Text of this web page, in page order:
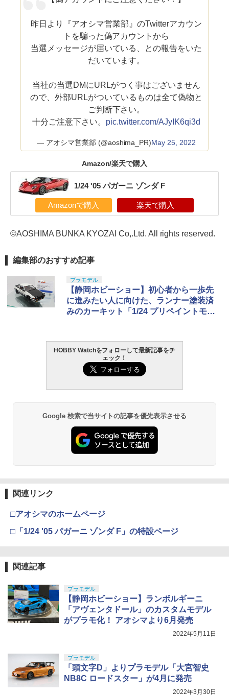
昨日より『アオシマ営業部』のTwitterアカウン
トを騙った偽アカウントから
当選メッセージが届いている、との報告をいた
だいています。
当社の当選DMにURLがつく事はございません
ので、外部URLがついているものは全て偽物と
ご判断下さい。
十分ご注意下さい。 pic.twitter.com/AJyIK6qi3d
— アオシマ営業部 (@aoshima_PR)May 25, 2022
Amazon/楽天で購入
1/24 '05 パガーニ ゾンダ F
Amazonで購入 楽天で購入
©AOSHIMA BUNKA KYOZAI Co,.Ltd. All rights reserved.
編集部のおすすめ記事
プラモデル
【静岡ホビーショー】初心者から一歩先
に進みたい人に向けた、ランナー塗装済
みのカーキット「1/24 プリペイントモデ
HOBBY Watchをフォローして最新記事をチ
ェック！
Google 検索で当サイトの記事を優先表示させる
関連リンク
□アオシマのホームページ
□「1/24 '05 パガーニ ゾンダ F」の特設ページ
関連記事
プラモデル
【静岡ホビーショー】ランボルギーニ
「アヴェンタドール」のカスタムモデル
がプラモ化！ アオシマより6月発売
2022年5月11日
プラモデル
「頭文字D」よりプラモデル「大宮智史
NB8C ロードスター」が4月に発売
2022年3月30日